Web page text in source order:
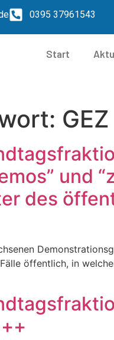
0395 37961543
Start
GEZ
und
des
öffentlich, in